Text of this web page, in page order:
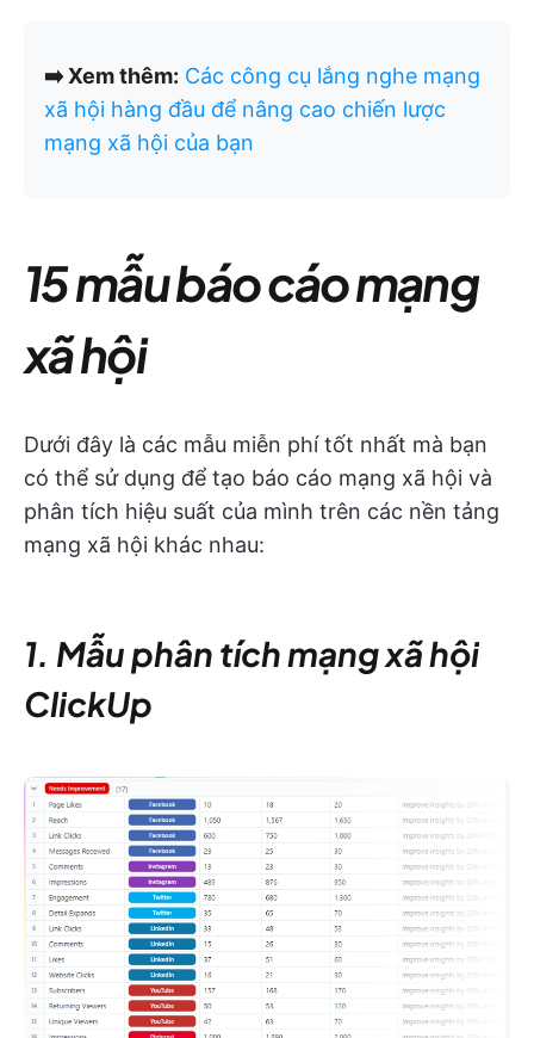
➡️ Xem thêm: Các công cụ lắng nghe mạng
xã hội hàng đầu để nâng cao chiến lược
mạng xã hội của bạn
15 mẫu báo cáo mạng
xã hội
Dưới đây là các mẫu miễn phí tốt nhất mà bạn
có thể sử dụng để tạo báo cáo mạng xã hội và
phân tích hiệu suất của mình trên các nền tảng
mạng xã hội khác nhau:
1. Mẫu phân tích mạng xã hội
ClickUp